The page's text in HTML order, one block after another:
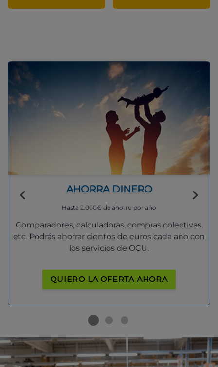
AHORRA DINERO
Hasta 2.000€ de ahorro por año
Comparadores, calculadoras, compras colectivas,
etc. Podrás ahorrar cientos de euros cada año con
los servicios de OCU.
QUIERO LA OFERTA AHORA